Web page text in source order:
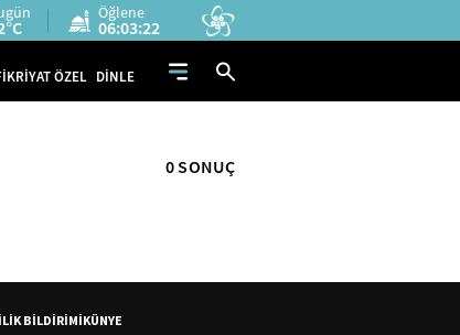
Öğlene
06:03:22
ÖZEL DİNLE
0 SONUÇ
BİLDİRİMİKÜNYE